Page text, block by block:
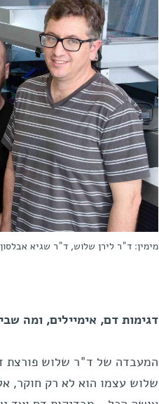
מימין: ד"ר לירן שלוש, ד"ר שגיא
דגימות דם, אימיילים, ומה
המעבדה של ד"ר שלוש פורצת
שלוש עצמו הוא לא רק חוקר,